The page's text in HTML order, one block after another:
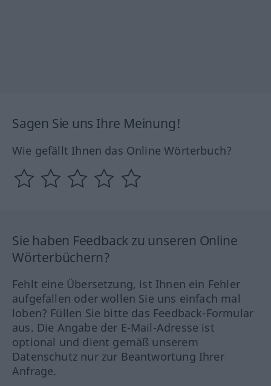
Sagen Sie uns Ihre Meinung!
Wie gefällt Ihnen das Online Wörterbuch?
Sie haben Feedback zu unseren Online
Wörterbüchern?
Fehlt eine Übersetzung, ist Ihnen ein Fehler
aufgefallen oder wollen Sie uns einfach mal
loben? Füllen Sie bitte das Feedback-Formular
aus. Die Angabe der E-Mail-Adresse ist
optional und dient gemäß unserem
Datenschutz nur zur Beantwortung Ihrer
Anfrage.